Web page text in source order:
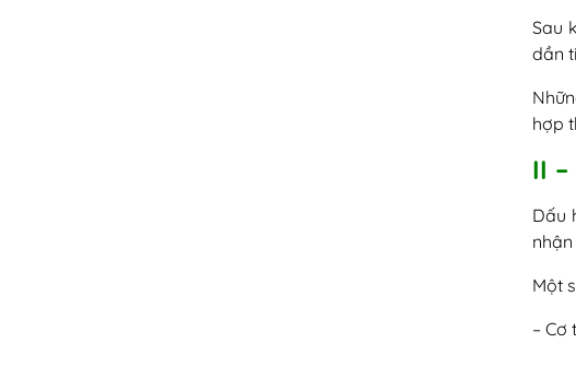
Sau
dần
hợp
II
Dấu
Một
– Cơ